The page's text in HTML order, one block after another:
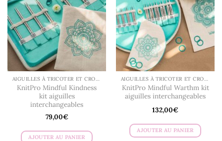
AIGUILLES À TRICOTER ET CROCHETS
KnitPro Mindful Kindness
kit aiguilles
interchangeables
79,00€
AJOUTER AU PANIER
AIGUILLES À TRICOTER ET CROCHETS
KnitPro Mindful Warthm kit
aiguilles interchangeables
132,00€
AJOUTER AU PANIER